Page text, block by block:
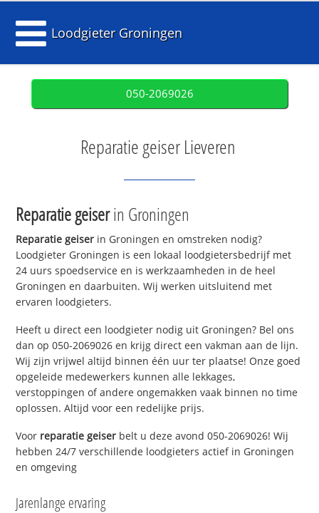
Loodgieter Groningen
050-2069026
Reparatie geiser Lieveren
Reparatie geiserin Groningen
Reparatie geiser in Groningen en omstreken nodig?
Loodgieter Groningen is een lokaal loodgietersbedrijf met
24 uurs spoedservice en is werkzaamheden in de heel
Groningen en daarbuiten. Wij werken uitsluitend met
ervaren loodgieters.
Heeft u direct een loodgieter nodig uit Groningen? Bel ons
dan op 050-2069026 en krijg direct een vakman aan de lijn.
Wij zijn vrijwel altijd binnen één uur ter plaatse! Onze goed
opgeleide medewerkers kunnen alle lekkages,
verstoppingen of andere ongemakken vaak binnen no time
oplossen. Altijd voor een redelijke prijs.
Voor reparatie geiser belt u deze avond 050-2069026! Wij
hebben 24/7 verschillende loodgieters actief in Groningen
en omgeving
Jarenlange ervaring